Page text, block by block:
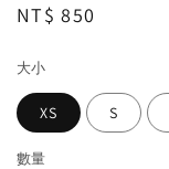
Regular
NT$ 850
大小
XS S
數量